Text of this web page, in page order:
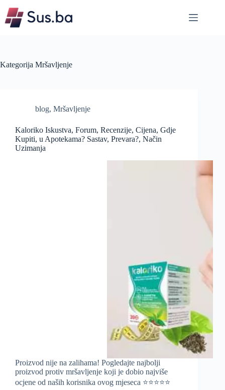
content
Kategorija Mršavljenje
blog, Mršavljenje
Kaloriko Iskustva, Forum, Recenzije, Cijena, Gdje
Kupiti, u Apotekama? Sastav, Prevara?, Način
Uzimanja
Proizvod nije na zalihama! Pogledajte najbolji
proizvod protiv mršavljenje koji je dobio najviše
ocjene od naših korisnika ovog mjeseca ⭐️⭐️⭐️⭐️⭐️